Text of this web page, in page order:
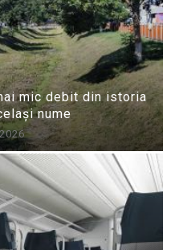
mic debit din istoria
nume